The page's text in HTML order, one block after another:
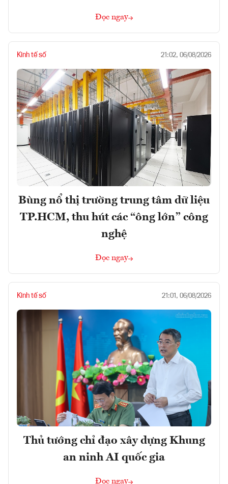
Đọc ngay
Kinh tế số 21:02, 06/08/2026
Bùng nổ thị trường trung tâm dữ liệu
TP.HCM, thu hút các “ông lớn” công
nghệ
Đọc ngay
Kinh tế số 21:01, 06/08/2026
Thủ tướng chỉ đạo xây dựng Khung
an ninh AI quốc gia
Đọc ngay